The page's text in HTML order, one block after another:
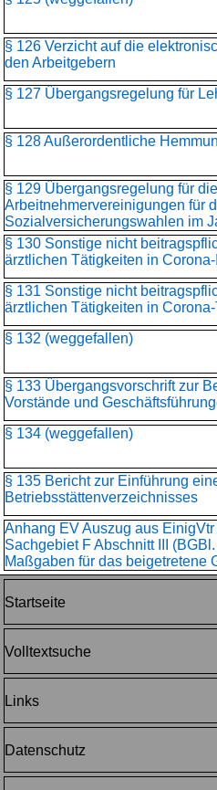
§ 126 Verzicht auf die
den Arbeitgebern
§ 127 Übergangsregelung für
§ 128 Außerordentliche
§ 129 Übergangsregelung für
Arbeitnehmervereinigungen für
Sozialversicherungswahlen im
§ 130 Sonstige nicht
ärztlichen Tätigkeiten in
§ 131 Sonstige nicht
ärztlichen Tätigkeiten in Corona-
§ 132 (weggefallen)
§ 133 Übergangsvorschrift zur
Vorstände und
§ 134 (weggefallen)
§ 135 Bericht zur Einführung
Betriebsstättenverzeichnisses
Anhang EV Auszug aus EinigVtr
Sachgebiet F Abschnitt III
Maßgaben für das beigetretene
Startseite
Volltextsuche
Links
Datenschutz